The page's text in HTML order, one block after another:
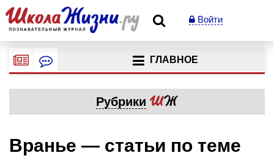
Войти
ГЛАВНОЕ
Рубрики
Вранье — статьи по теме